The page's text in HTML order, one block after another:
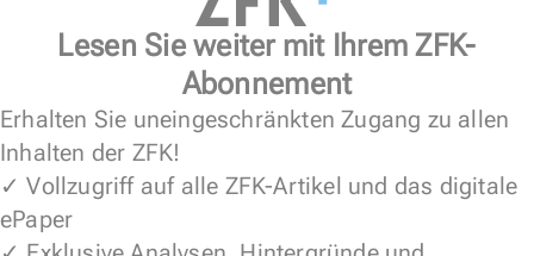
Lesen Sie weiter mit Ihrem ZFK-
Abonnement
Erhalten Sie uneingeschränkten Zugang zu allen
Inhalten der ZFK!
✓ Vollzugriff auf alle ZFK-Artikel und das digitale
ePaper